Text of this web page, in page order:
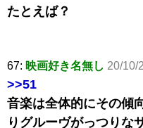
たとえば？
67: 映画好き名無し 20/10/
>>51
音楽は全体的にその傾
りグルーヴがっつりな